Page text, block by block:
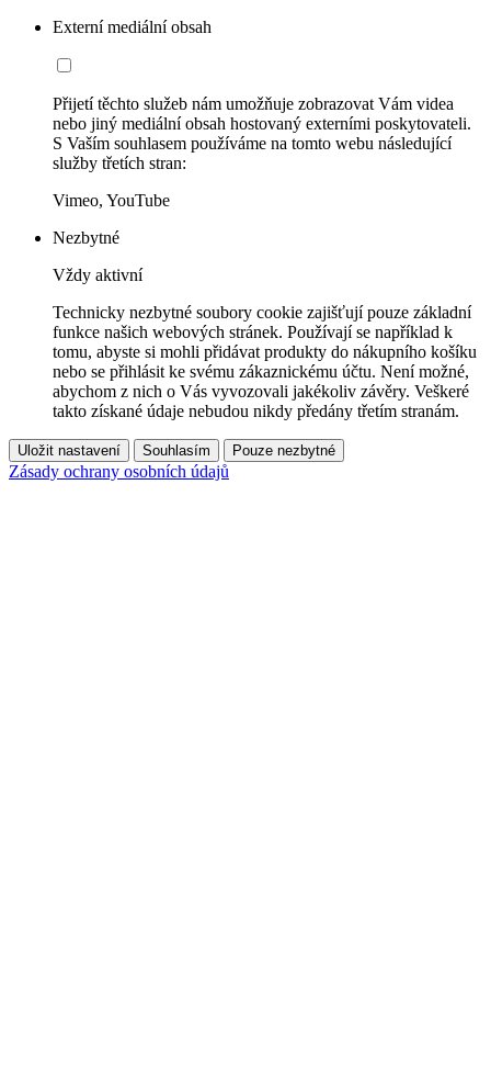
Externí mediální obsah
Přijetí těchto služeb nám umožňuje zobrazovat Vám videa
nebo jiný mediální obsah hostovaný externími poskytovateli.
S Vaším souhlasem používáme na tomto webu následující
služby třetích stran:
Vimeo, YouTube
Nezbytné
Vždy aktivní
Technicky nezbytné soubory cookie zajišťují pouze základní
funkce našich webových stránek. Používají se například k
tomu, abyste si mohli přidávat produkty do nákupního košíku
nebo se přihlásit ke svému zákaznickému účtu. Není možné,
abychom z nich o Vás vyvozovali jakékoliv závěry. Veškeré
takto získané údaje nebudou nikdy předány třetím stranám.
Uložit nastavení Souhlasím Pouze nezbytné
Zásady ochrany osobních údajů